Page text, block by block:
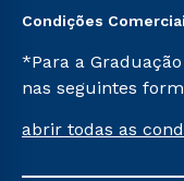
Condições
*Para a
nas seguintes
Já para as
abrir todas as